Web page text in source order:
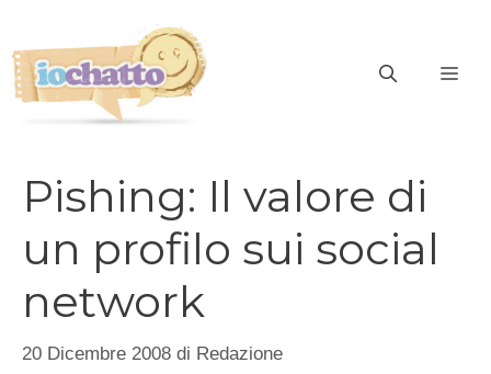
contenuto
Pishing: Il valore di
un profilo sui social
network
20 Dicembre 2008 di Redazione